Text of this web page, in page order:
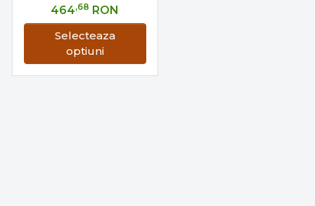
464,68 RON
Selecteaza
optiuni